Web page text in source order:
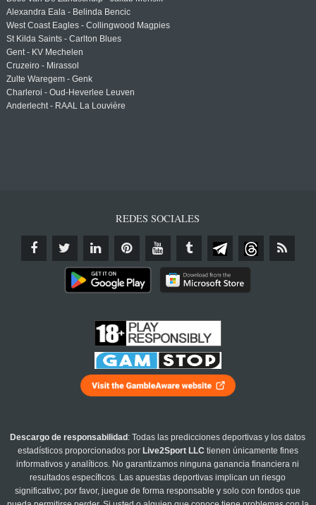
Alexandra Eala - Belinda Bencic
West Coast Eagles - Collingwood Magpies
St Kilda Saints - Carlton Blues
Gent - KV Mechelen
Cruzeiro - Mirassol
Zulte Waregem - Genk
Charleroi - Oud-Heverlee Leuven
Anderlecht - RAAL La Louvière
REDES SOCIALES
Descargo de responsabilidad : Todas las predicciones deportivas y los datos
estadísticos proporcionados por Live2Sport LLC tienen únicamente fines
informativos y analíticos. No garantizamos ninguna ganancia financiera ni
resultados específicos. Las apuestas deportivas implican un riesgo
significativo; por favor, juegue de forma responsable y solo con fondos que